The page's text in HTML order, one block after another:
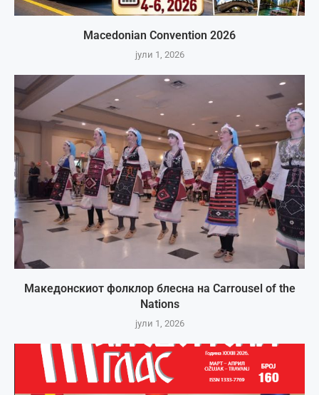
Macedonian Convention 2026
јули 1, 2026
Македонскиот фолклор блесна на Carrousel of the
Nations
јули 1, 2026